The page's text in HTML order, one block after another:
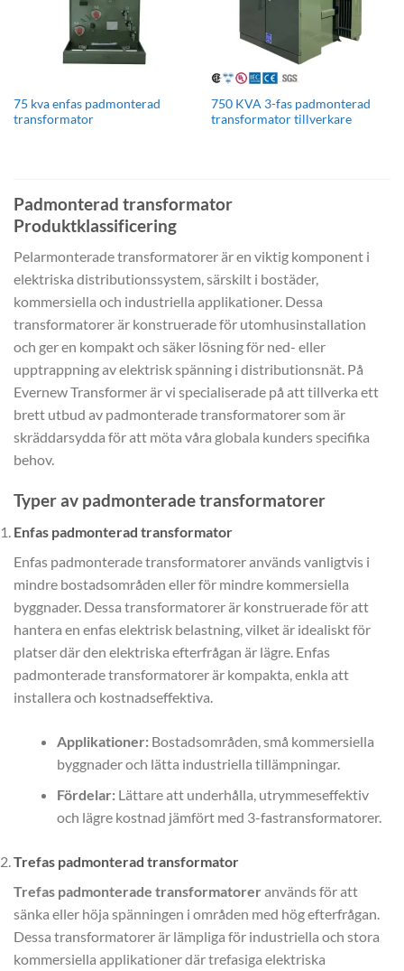
75 kva enfas padmonterad
transformator
750 KVA 3-fas padmonterad
transformator tillverkare
Padmonterad transformator
Produktklassificering
Pelarmonterade transformatorer är en viktig komponent i
elektriska distributionssystem, särskilt i bostäder,
kommersiella och industriella applikationer. Dessa
transformatorer är konstruerade för utomhusinstallation
och ger en kompakt och säker lösning för ned- eller
upptrappning av elektrisk spänning i distributionsnät. På
Evernew Transformer är vi specialiserade på att tillverka ett
brett utbud av padmonterade transformatorer som är
skräddarsydda för att möta våra globala kunders specifika
behov.
Typer av padmonterade transformatorer
Enfas padmonterad transformator
Enfas padmonterade transformatorer används vanligtvis i
mindre bostadsområden eller för mindre kommersiella
byggnader. Dessa transformatorer är konstruerade för att
hantera en enfas elektrisk belastning, vilket är idealiskt för
platser där den elektriska efterfrågan är lägre. Enfas
padmonterade transformatorer är kompakta, enkla att
installera och kostnadseffektiva.
Applikationer: Bostadsområden, små kommersiella
byggnader och lätta industriella tillämpningar.
Fördelar: Lättare att underhålla, utrymmeseffektiv
och lägre kostnad jämfört med 3-fastransformatorer.
Trefas padmonterad transformator
Trefas padmonterade transformatorer används för att
sänka eller höja spänningen i områden med hög efterfrågan.
Dessa transformatorer är lämpliga för industriella och stora
kommersiella applikationer där trefasiga elektriska